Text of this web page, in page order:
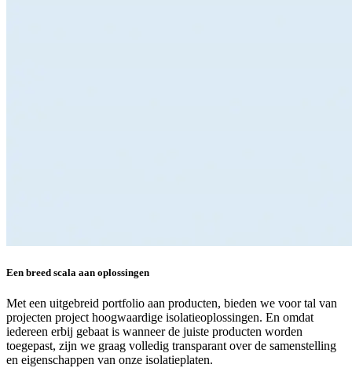
Een breed scala aan oplossingen
Met een uitgebreid portfolio aan producten, bieden we voor tal van
projecten project hoogwaardige isolatieoplossingen. En omdat
iedereen erbij gebaat is wanneer de juiste producten worden
toegepast, zijn we graag volledig transparant over de samenstelling
en eigenschappen van onze isolatieplaten.